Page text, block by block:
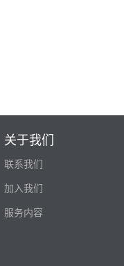
关于我们
联系我们
加入我们
服务内容